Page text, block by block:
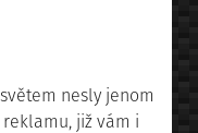
nesly jenom
již vám i